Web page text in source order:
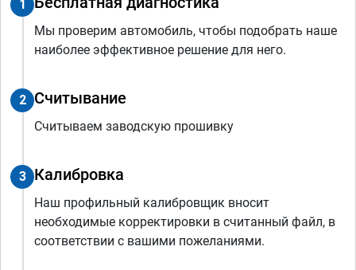
1
Мы проверим автомобиль, чтобы подобрать наше
наиболее эффективное решение для него.
2 Считывание
Считываем заводскую прошивку
3 Калибровка
Наш профильный калибровщик вносит
необходимые корректировки в считанный файл, в
соответствии с вашими пожеланиями.